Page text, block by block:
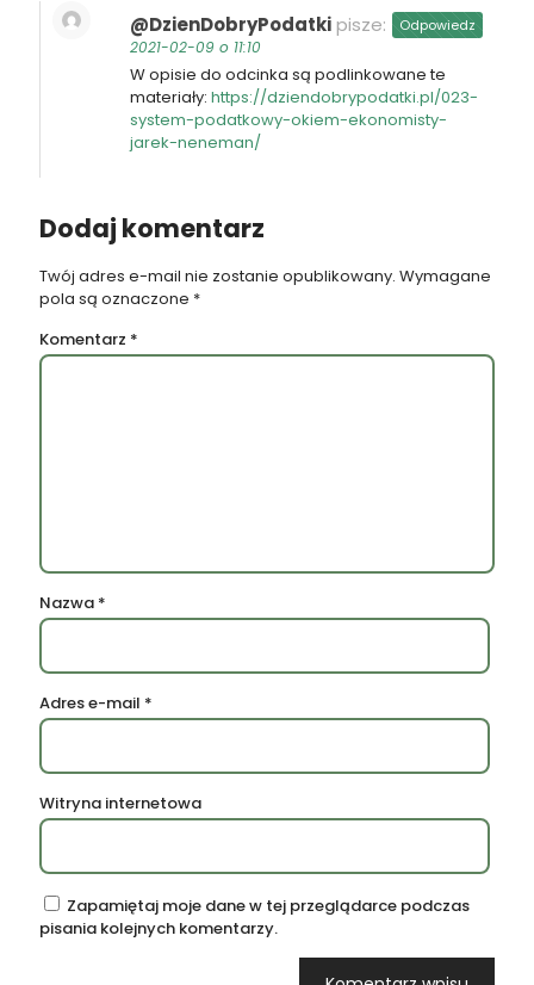
@DzienDobryPodatkipisze:
2021-02-09 o 11:10
W opisie do odcinka są podlinkowane te
materiały: https://dziendobrypodatki.pl/023-
system-podatkowy-okiem-ekonomisty-
jarek-neneman/
Odpowiedz
Dodaj komentarz
Twój adres e-mail nie zostanie opublikowany. Wymagane
pola są oznaczone *
Komentarz *
Nazwa *
Adres e-mail *
Witryna internetowa
Zapamiętaj moje dane w tej przeglądarce podczas
pisania kolejnych komentarzy.